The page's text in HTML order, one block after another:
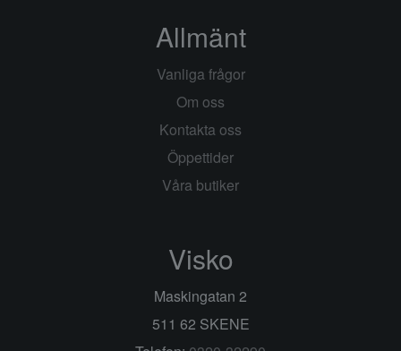
Allmänt
Vanliga frågor
Om oss
Kontakta oss
Öppettider
Våra butiker
Visko
Maskingatan 2
511 62 SKENE